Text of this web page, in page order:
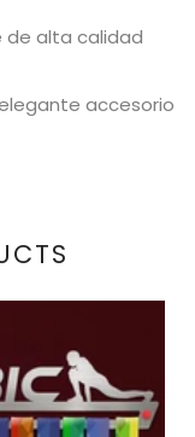
de alta calidad
accesorio